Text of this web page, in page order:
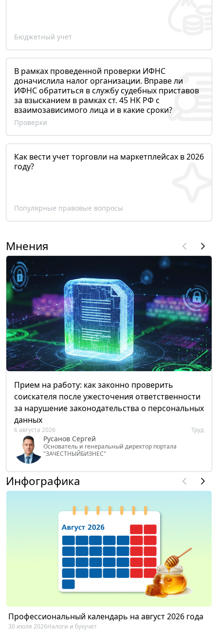
Бюджетный учет
В рамках проведенной проверки ИФНС
доначислила налог организации. Вправе ли
ИФНС обратиться в службу судебных приставов
за взысканием в рамках ст. 45 НК РФ с
взаимозависимого лица и в какие сроки?
Проверки
Как вести учет торговли на маркетплейсах в 2026
году?
Популярные правовые вопросы
Мнения
Прием на работу: как законно проверить
соискателя после ужесточения ответственности
за нарушение законодательства о персональных
данных
6 августа 2026 Труд
Русанов Сергей
Основатель и генеральный директор портала
"ЗАЧЕСТНЫЙБИЗНЕС"
Инфографика
Профессиональный календарь на август 2026 года
30 июля 2026Налоги и бухучет